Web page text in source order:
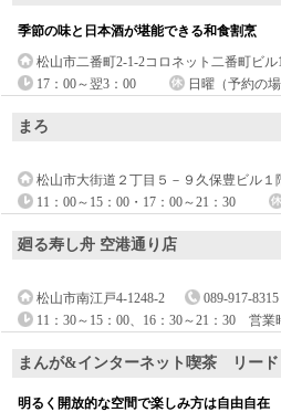
季節の味と日本酒が堪能できる和食割烹
松山市二番町2-1-2コロネット二番町ビル
17：00～翌3：00
日曜（予約の場
まろ
松山市大街道２丁目５－９久保豊ビル１
11：00～15：00・17：00～21：30
廻る寿し舟 空港通り店
松山市南江戸4-1248-2
089-917-
11：30～15：00、16：30～21：30 営業
まんが&インターネット喫茶 リード
明るく開放的な空間で楽しみ方は自由自在